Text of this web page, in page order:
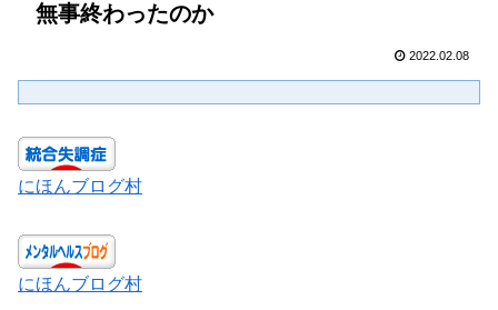
無事終わったのか
2022.02.08
にほんブログ村
にほんブログ村